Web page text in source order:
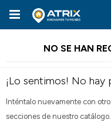

NO SE HAN
¡Lo sentimos! No
Inténtalo nuevamente con
secciones de nuestro catálogo.